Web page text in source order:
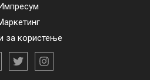
за користење